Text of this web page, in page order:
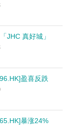
JHC 真好城」
盈喜反跌
暴涨24%